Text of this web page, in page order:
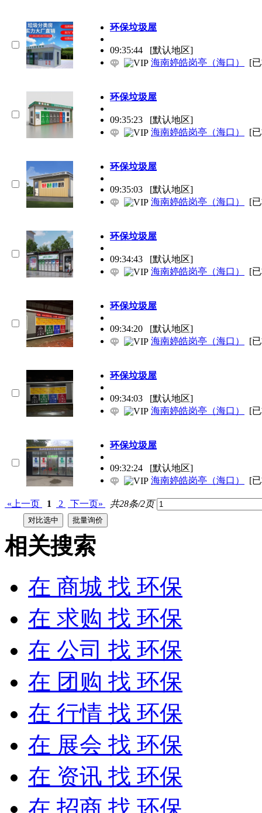
环保垃圾屋
09:35:44
[默认地区]
海南婷皓岗亭（海口）
[
环保垃圾屋
09:35:23
[默认地区]
海南婷皓岗亭（海口）
[
环保垃圾屋
09:35:03
[默认地区]
海南婷皓岗亭（海口）
[
环保垃圾屋
09:34:43
[默认地区]
海南婷皓岗亭（海口）
[
环保垃圾屋
09:34:20
[默认地区]
海南婷皓岗亭（海口）
[
环保垃圾屋
09:34:03
[默认地区]
海南婷皓岗亭（海口）
[
环保垃圾屋
09:32:24
[默认地区]
海南婷皓岗亭（海口）
[
«上一页 1 2 下一页» 共28条/2页
相关搜索
在 商城 找 环保
在 求购 找 环保
在 公司 找 环保
在 团购 找 环保
在 行情 找 环保
在 展会 找 环保
在 资讯 找 环保
在 招商 找 环保